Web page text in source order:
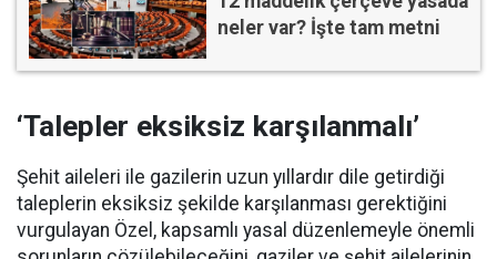
neler var? İşte tam metni
‘Talepler eksiksiz karşılanmalı’
Şehit aileleri ile gazilerin uzun yıllardır dile getirdiği
taleplerin eksiksiz şekilde karşılanması gerektiğini
vurgulayan Özel, kapsamlı yasal düzenlemeyle önemli